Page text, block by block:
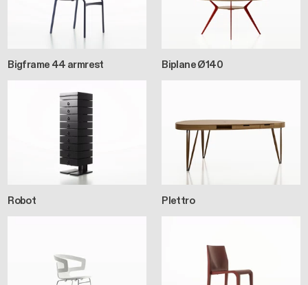
Bigframe 44 armrest Biplane Ø140
Robot Plettro